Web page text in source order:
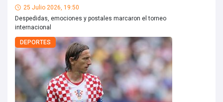
25 Julio 2026, 19:50
Despedidas, emociones y postales marcaron el torneo
internacional
DEPORTES